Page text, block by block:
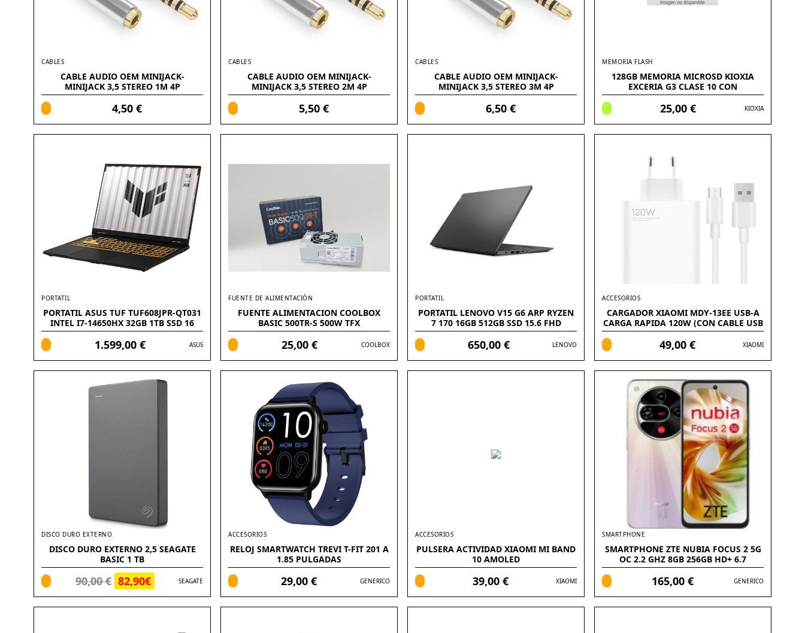
CABLES
CABLE AUDIO OEM MINIJACK-
MINIJACK 3,5 STEREO 1M 4P
(ALARGADOR)
4,50 €
CABLES
CABLE AUDIO OEM MINIJACK-
MINIJACK 3,5 STEREO 2M 4P
(ALARGADOR)
5,50 €
CABLES
CABLE AUDIO OEM MINIJACK-
MINIJACK 3,5 STEREO 3M 4P
(ALARGADOR)
6,50 €
MEMORIA FLASH
128GB MEMORIA MICROSD KIOXIA
EXCERIA G3 CLASE 10 CON
ADAPTADOR
25,00 € KIOXIA
PORTATIL
PORTATIL ASUS TUF TUF608JPR-QT031
INTEL I7-14650HX 32GB 1TB SSD 16
WQXGA FREEDOS
1.599,00 € ASUS
FUENTE DE ALIMENTACIÓN
FUENTE ALIMENTACION COOLBOX
BASIC 500TR-S 500W TFX
25,00 € COOLBOX
PORTATIL
PORTATIL LENOVO V15 G6 ARP RYZEN
7 170 16GB 512GB SSD 15.6 FHD
FREEDOS
650,00 € LENOVO
ACCESORIOS
CARGADOR XIAOMI MDY-13EE USB-A
CARGA RAPIDA 120W (CON CABLE USB
C)
49,00 € XIAOMI
DISCO DURO EXTERNO
DISCO DURO EXTERNO 2,5 SEAGATE
BASIC 1 TB
90,00 € 82,90€ SEAGATE
ACCESORIOS
RELOJ SMARTWATCH TREVI T-FIT 201 A
1.85 PULGADAS
29,00 € GENERICO
ACCESORIOS
PULSERA ACTIVIDAD XIAOMI MI BAND
10 AMOLED
39,00 € XIAOMI
SMARTPHONE
SMARTPHONE ZTE NUBIA FOCUS 2 5G
OC 2.2 GHZ 8GB 256GB HD+ 6.7
PULGADAS
165,00 € GENERICO